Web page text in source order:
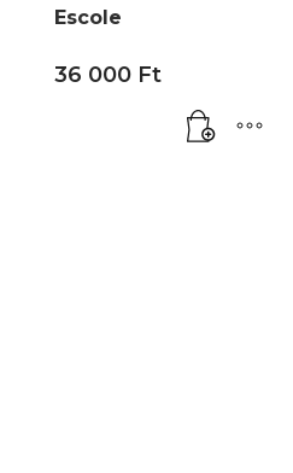
Escole
36 000 Ft